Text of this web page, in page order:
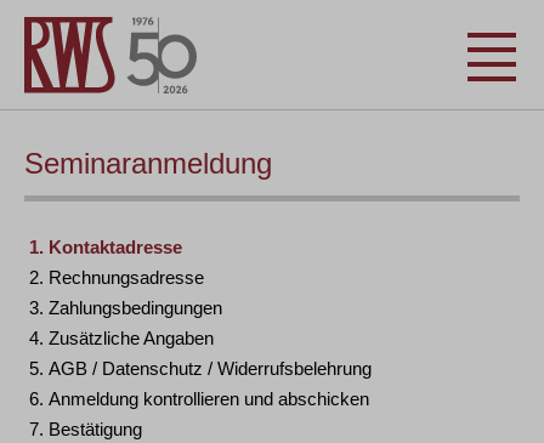
Seminaranmeldung
Kontaktadresse
Rechnungsadresse
Zahlungsbedingungen
Zusätzliche Angaben
AGB / Datenschutz / Widerrufsbelehrung
Anmeldung kontrollieren und abschicken
Bestätigung